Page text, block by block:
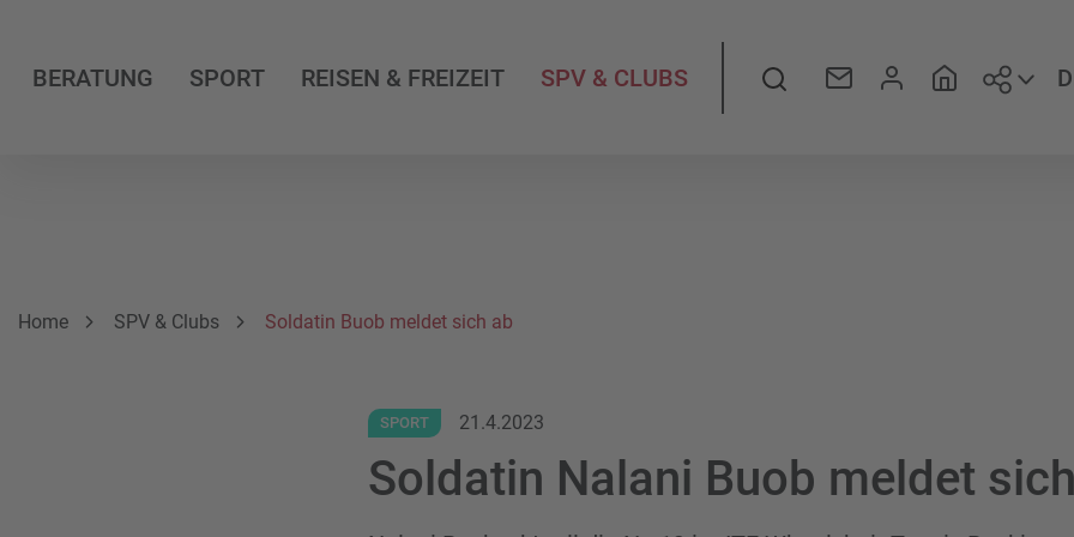
BERATUNG SPORT REISEN & FREIZEIT SPV & CLUBS Suche
Breadcrumbnavigation
Sie befinden sich hier:
Home SPV & Clubs Soldatin Buob meldet sich ab
SPORT 21.4.2023
Soldatin Nalani Buob meldet